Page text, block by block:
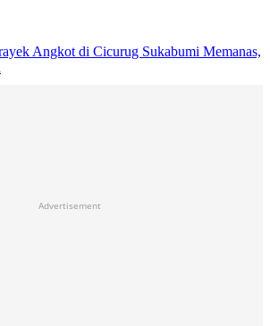
Angkot di Cicurug Sukabumi Memanas,
Advertisement